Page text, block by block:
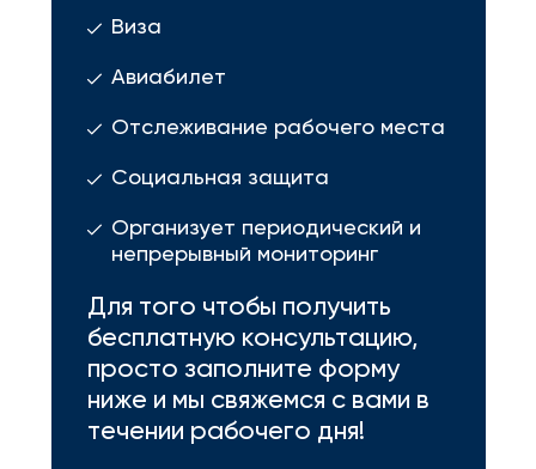
Виза
Авиабилет
Отслеживание рабочего места
Социальная защита
Организует периодический и
непрерывный мониторинг
Для того чтобы получить
бесплатную консультацию,
просто заполните форму
ниже и мы свяжемся с вами в
течении рабочего дня!